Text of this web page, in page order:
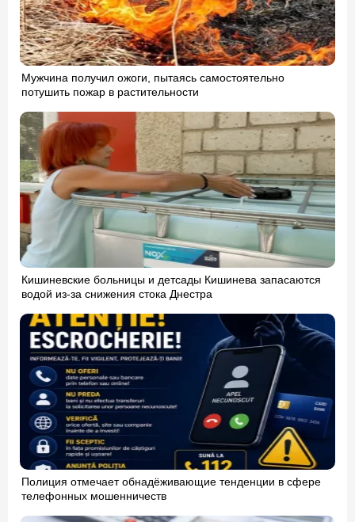
Мужчина получил ожоги, пытаясь самостоятельно
потушить пожар в растительности
Кишиневские больницы и детсады Кишинева запасаются
водой из-за снижения стока Днестра
Полиция отмечает обнадёживающие тенденции в сфере
телефонных мошенничеств